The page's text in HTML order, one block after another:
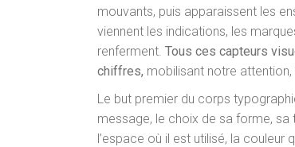
mouvants, puis apparaissent les
viennent les indications, les
renferment. Tous ces capteurs
chiffres, mobilisant notre
Le but premier du corps
message, le choix de sa forme,
l’espace où il est utilisé, la couleur